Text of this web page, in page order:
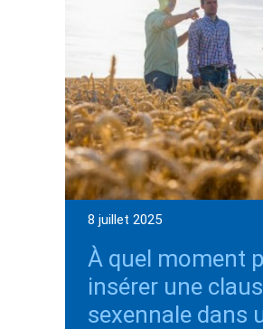
8 juillet 2025
À quel moment
insérer une
sexennale dans